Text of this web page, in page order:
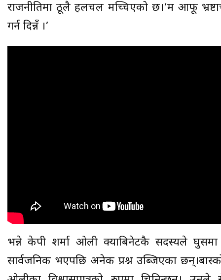
राजनीतिमा ठूलै हलचल मच्चिएको छ।‘म आफू
गर्न दिन्नँ ।’
भन्ने केपी शर्मा ओली क्याबिनेटकै सदस्यले घुसमा
सार्वजनिक भएपछि अनेक प्रश्न उब्जिएका